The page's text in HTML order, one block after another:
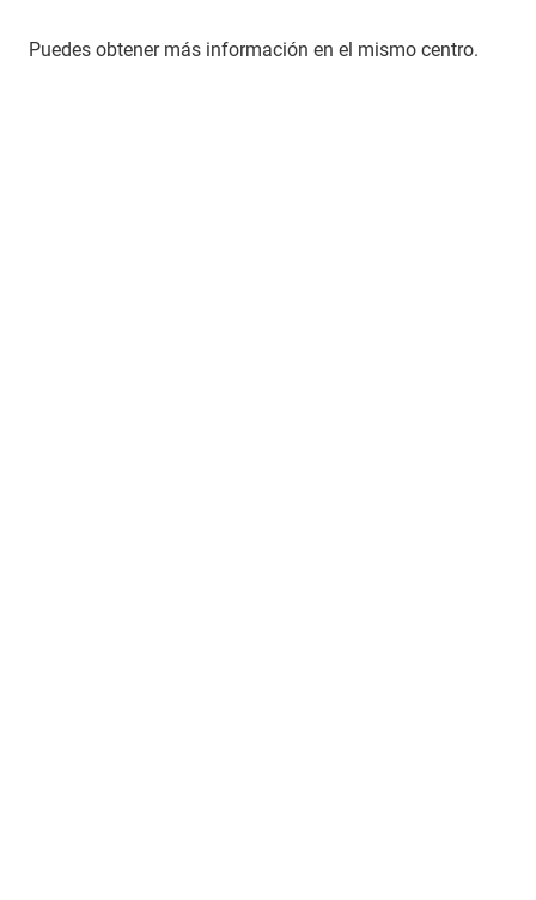
Puedes obtener más información en el mismo centro.